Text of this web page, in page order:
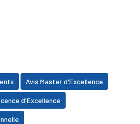
Avis Master d'Excellence
d'Excellence